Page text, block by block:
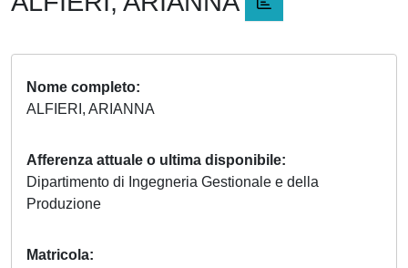
Nome completo
ALFIERI, ARIANNA
Afferenza attuale o ultima disponibile
Dipartimento di Ingegneria Gestionale e della
Produzione
Matricola